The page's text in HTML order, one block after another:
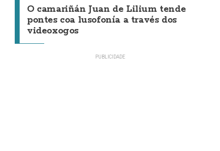
O camariñán Juan de Lilium tende
pontes coa lusofonía a través dos
videoxogos